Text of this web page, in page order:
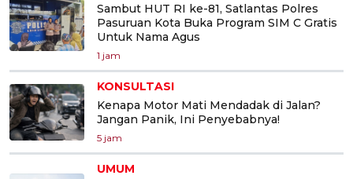
Sambut HUT RI ke-81, Satlantas Polres
Pasuruan Kota Buka Program SIM C Gratis
Untuk Nama Agus
1 jam
KONSULTASI
Kenapa Motor Mati Mendadak di Jalan?
Jangan Panik, Ini Penyebabnya!
5 jam
UMUM